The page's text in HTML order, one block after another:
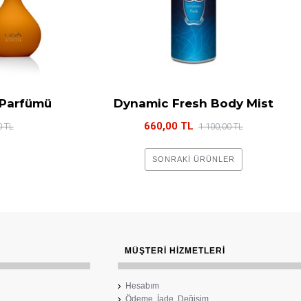
TL
Dynamic Fresh Body Mist
660,00 TL 1.100,00 TL
SONRAKI ÜRÜNLER
MÜŞTERI HIZMETLERI
Hesabım